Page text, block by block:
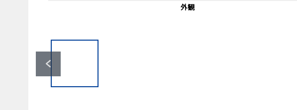
間取り図
外観
エントランス
エントランス
外観
外観
外観
エントランス
エントランス
その他
その他
JR難波駅(JR関西本線)（約120ｍ）
なんば駅(OsakaMetro四つ橋線)（約350ｍ）
大阪難波駅(近鉄難波線・阪神なんば線)（約500ｍ）
ファミリーマートOCATモール店（約270ｍ）